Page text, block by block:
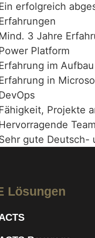
erfolgreich
3 Jahre
Platform
im
in
Projekte
gute Deutsch-
Lösungen